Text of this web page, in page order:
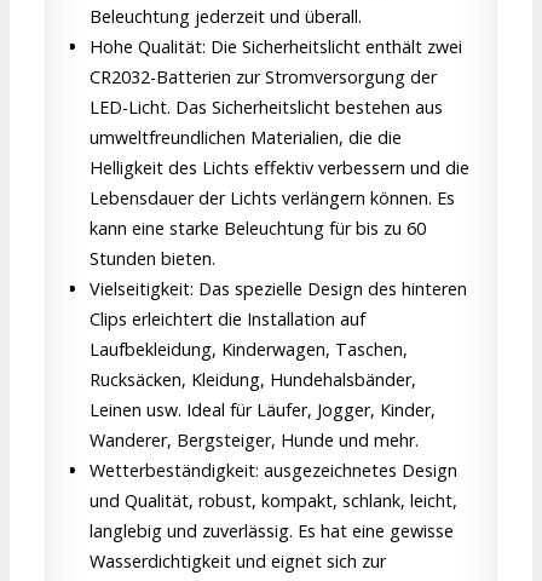
Beleuchtung jederzeit und überall.
Hohe Qualität: Die Sicherheitslicht enthält zwei
CR2032-Batterien zur Stromversorgung der
LED-Licht. Das Sicherheitslicht bestehen aus
umweltfreundlichen Materialien, die die
Helligkeit des Lichts effektiv verbessern und die
Lebensdauer der Lichts verlängern können. Es
kann eine starke Beleuchtung für bis zu 60
Stunden bieten.
Vielseitigkeit: Das spezielle Design des hinteren
Clips erleichtert die Installation auf
Laufbekleidung, Kinderwagen, Taschen,
Rucksäcken, Kleidung, Hundehalsbänder,
Leinen usw. Ideal für Läufer, Jogger, Kinder,
Wanderer, Bergsteiger, Hunde und mehr.
Wetterbeständigkeit: ausgezeichnetes Design
und Qualität, robust, kompakt, schlank, leicht,
langlebig und zuverlässig. Es hat eine gewisse
Wasserdichtigkeit und eignet sich zur